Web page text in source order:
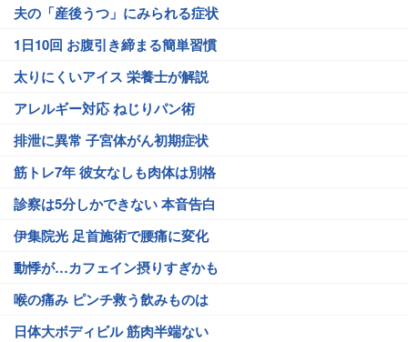
夫の「産後うつ」にみられる症状
1日10回 お腹引き締まる簡単習慣
太りにくいアイス 栄養士が解説
アレルギー対応 ねじりパン術
排泄に異常 子宮体がん初期症状
筋トレ7年 彼女なしも肉体は別格
診察は5分しかできない 本音告白
伊集院光 足首施術で腰痛に変化
動悸が…カフェイン摂りすぎかも
喉の痛み ピンチ救う飲みものは
日体大ボディビル 筋肉半端ない